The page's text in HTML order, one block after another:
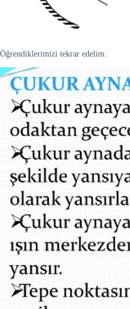
Öğrendiklerimizi tekrar edelim: